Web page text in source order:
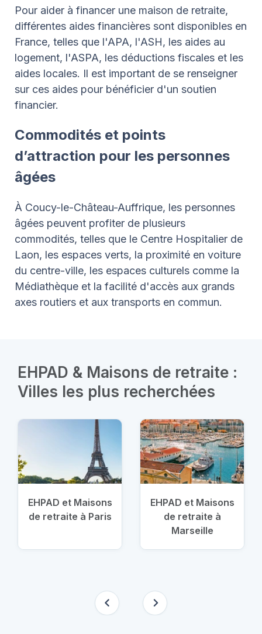
Pour aider à financer une maison de retraite,
différentes aides financières sont disponibles en
France, telles que l'APA, l'ASH, les aides au
logement, l'ASPA, les déductions fiscales et les
aides locales. Il est important de se renseigner
sur ces aides pour bénéficier d'un soutien
financier.
Commodités et points
d’attraction pour les personnes
âgées
À Coucy-le-Château-Auffrique, les personnes
âgées peuvent profiter de plusieurs
commodités, telles que le Centre Hospitalier de
Laon, les espaces verts, la proximité en voiture
du centre-ville, les espaces culturels comme la
Médiathèque et la facilité d'accès aux grands
axes routiers et aux transports en commun.
EHPAD & Maisons de retraite :
Villes les plus recherchées
EHPAD et Maisons
de retraite à Paris
EHPAD et Maisons
de retraite à
Marseille